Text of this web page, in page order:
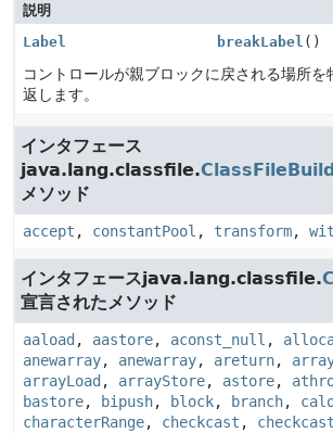
説明
Label
breakLabel ()
コントロールが親ブロックに戻される場所を
返します。
インタフェース
java.lang.classfile.
メソッド
accept , constantPool , transform,
インタフェースjava.lang.classfile.
宣言されたメソッド
aaload , aastore, aconst_null ,
anewarray, anewarray, areturn,
arrayLoad , arrayStore, astore,
bastore, bipush, block, branch,
characterRange, checkcast , checkcast